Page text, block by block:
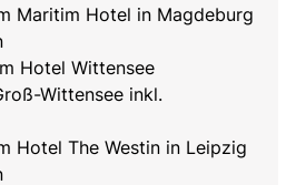
Maritim Hotel in Magdeburg
Hotel Wittensee
Wittensee inkl.
Hotel The Westin in Leipzig